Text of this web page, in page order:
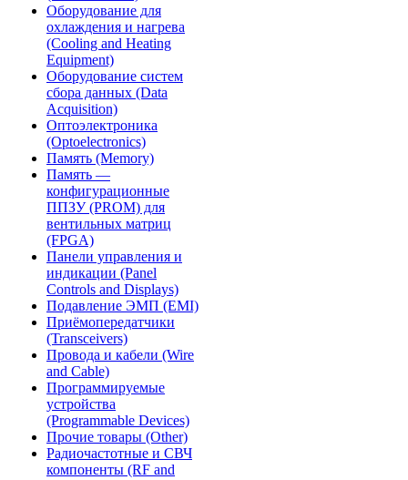
Оборудование для
охлаждения и нагрева
(Cooling and Heating
Equipment)
Оборудование систем
сбора данных (Data
Acquisition)
Оптоэлектроника
(Optoelectronics)
Память (Memory)
Память —
конфигурационные
ППЗУ (PROM) для
вентильных матриц
(FPGA)
Панели управления и
индикации (Panel
Controls and Displays)
Подавление ЭМП (EMI)
Приёмопередатчики
(Transceivers)
Провода и кабели (Wire
and Cable)
Программируемые
устройства
(Programmable Devices)
Прочие товары (Other)
Радиочастотные и СВЧ
компоненты (RF and